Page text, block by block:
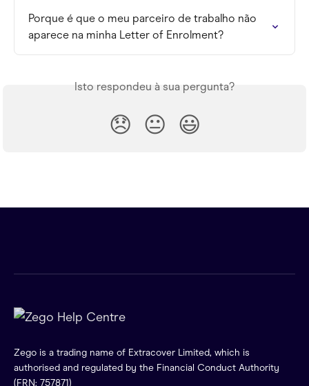
Porque é que o meu parceiro de trabalho não
aparece na minha Letter of Enrolment?
Isto respondeu à sua pergunta?
😞 😐 😃
Zego is a trading name of Extracover Limited, which is
authorised and regulated by the Financial Conduct Authority
(FRN: 757871)